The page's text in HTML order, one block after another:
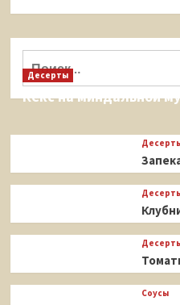
Мидии,
запечённые
сыром
и
Десерты
Кекс на миндальной
Соусы